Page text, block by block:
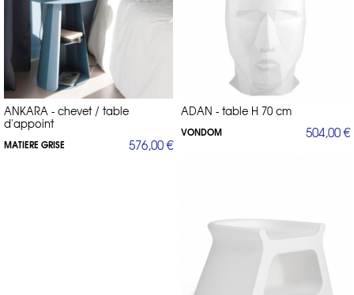
ANKARA - chevet / table
d'appoint
MATIERE GRISE 576,00 €
ADAN - table H 70 cm
VONDOM 504,00 €